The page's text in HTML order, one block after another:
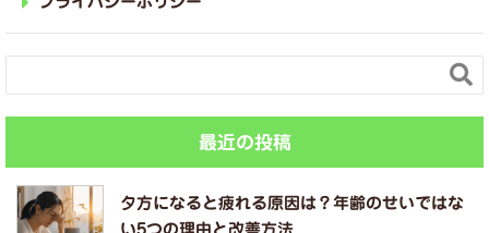

最近の投稿
夕方になると疲れる原因は？年齢のせいではな
い5つの理由と改善方法